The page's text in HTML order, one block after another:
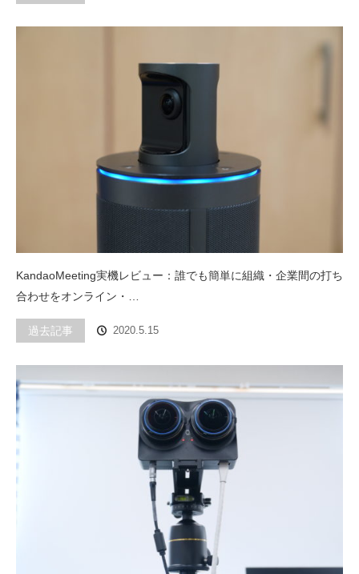
KandaoMeeting実機レビュー：誰でも簡単に組織・企業間の打ち
合わせをオンライン・…
過去記事 2020.5.15